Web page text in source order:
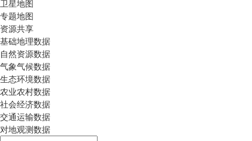
卫星地图
专题地图
资源共享
基础地理数据
自然资源数据
气象气候数据
生态环境数据
农业农村数据
社会经济数据
交通运输数据
对地观测数据